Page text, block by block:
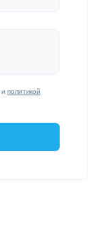
иполитикой